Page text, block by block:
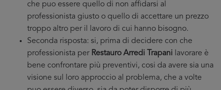
che puo essere quello di non affidarsi al
professionista giusto o quello di accettare un prezzo
troppo altro per il lavoro di cui hanno bisogno.
Seconda risposta: si, prima di decidere con che
professionista per Restauro Arredi Trapani lavorare è
bene confrontare più preventivi, cosi da avere sia una
visione sul loro approccio al problema, che a volte